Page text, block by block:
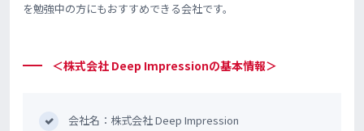
を勉強中の方にもおすすめできる会社です。
＜株式会社 Deep Impressionの基本情報＞
会社名：株式会社 Deep Impression